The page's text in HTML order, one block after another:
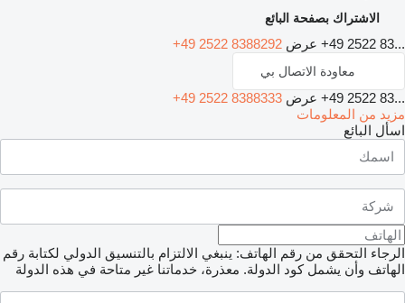
الاشتراك بصفحة البائع
+49 2522 83... عرض +49 2522 8388292
معاودة الاتصال بي
+49 2522 83... عرض +49 2522 8388333
مزيد من المعلومات
اسأل البائع
الرجاء التحقق من رقم الهاتف: ينبغي الالتزام بالتنسيق الدولي لكتابة رقم
الهاتف وأن يشمل كود الدولة. معذرة، خدماتنا غير متاحة في هذه الدولة